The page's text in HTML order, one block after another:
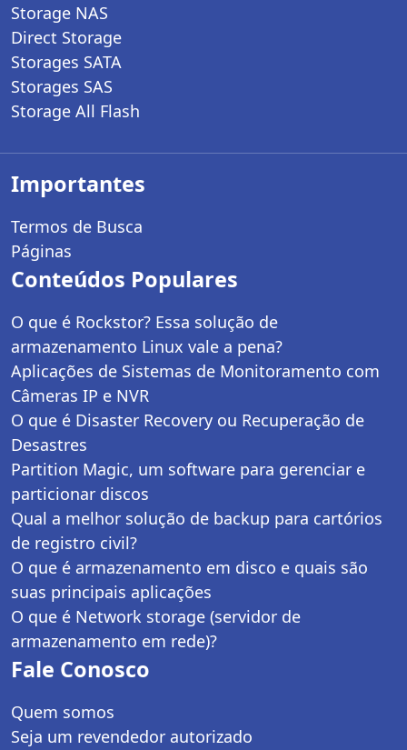
Storage NAS
Direct Storage
Storages SATA
Storages SAS
Storage All Flash
Importantes
Termos de Busca
Páginas
Conteúdos Populares
O que é Rockstor? Essa solução de
armazenamento Linux vale a pena?
Aplicações de Sistemas de Monitoramento com
Câmeras IP e NVR
O que é Disaster Recovery ou Recuperação de
Desastres
Partition Magic, um software para gerenciar e
particionar discos
Qual a melhor solução de backup para cartórios
de registro civil?
O que é armazenamento em disco e quais são
suas principais aplicações
O que é Network storage (servidor de
armazenamento em rede)?
Fale Conosco
Quem somos
Seja um revendedor autorizado